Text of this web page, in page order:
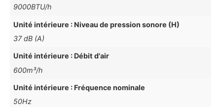
9000BTU/h
Unité intérieure : Niveau de pression sonore (H)
37 dB (A)
Unité intérieure : Débit d'air
600m³/h
Unité intérieure : Fréquence nominale
50Hz